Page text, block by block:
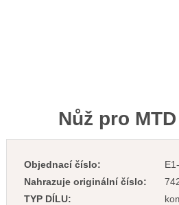
Nůž pro
Objednací číslo:
Nahrazuje originální číslo:
TYP DÍLU: